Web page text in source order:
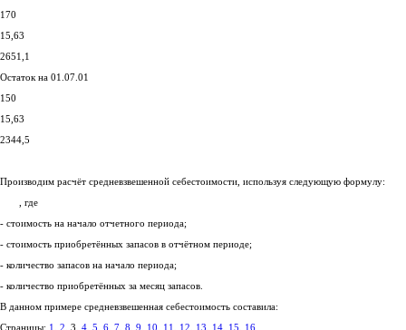
170
15,63
2651,1
Остаток на 01.07.01
150
15,63
2344,5
Производим расчёт средневзвешенной себестоимости, используя следующую формулу:
, где
- стоимость на начало отчетного периода;
- стоимость приобретённых запасов в отчётном периоде;
- количество запасов на начало периода;
- количество приобретённых за месяц запасов.
В данном примере средневзвешенная себестоимость составила:
Страницы: 1 2 , 3, 4 5 6 7 8 9 10 11 12 13 14 15 16